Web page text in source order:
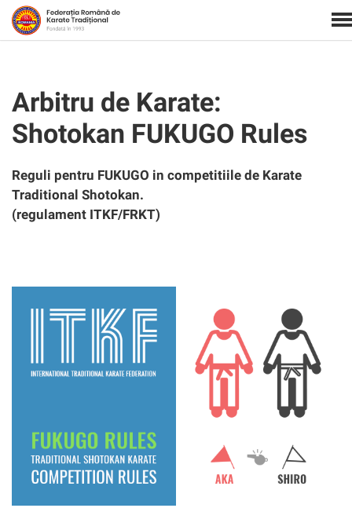
Arbitru de Karate:
Shotokan FUKUGO Rules
Reguli pentru FUKUGO in competitiile de Karate
Traditional Shotokan.
(regulament ITKF/FRKT)